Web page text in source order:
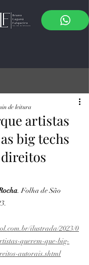
artistas
big techs
de leitura
. Folha de São
ilustrada/2023/0
querem-que-big-
autorais.shtml